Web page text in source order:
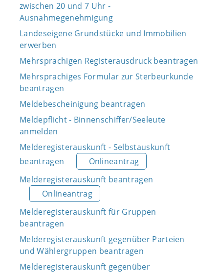
zwischen 20 und 7 Uhr -
Ausnahmegenehmigung
Landeseigene Grundstücke und Immobilien
erwerben
Mehrsprachigen Registerausdruck beantragen
Mehrsprachiges Formular zur Sterbeurkunde
beantragen
Meldebescheinigung beantragen
Meldepflicht - Binnenschiffer/Seeleute
anmelden
Melderegisterauskunft - Selbstauskunft
beantragen
Onlineantrag
Melderegisterauskunft beantragen
Onlineantrag
Melderegisterauskunft für Gruppen
beantragen
Melderegisterauskunft gegenüber Parteien
und Wählergruppen beantragen
Melderegisterauskunft gegenüber